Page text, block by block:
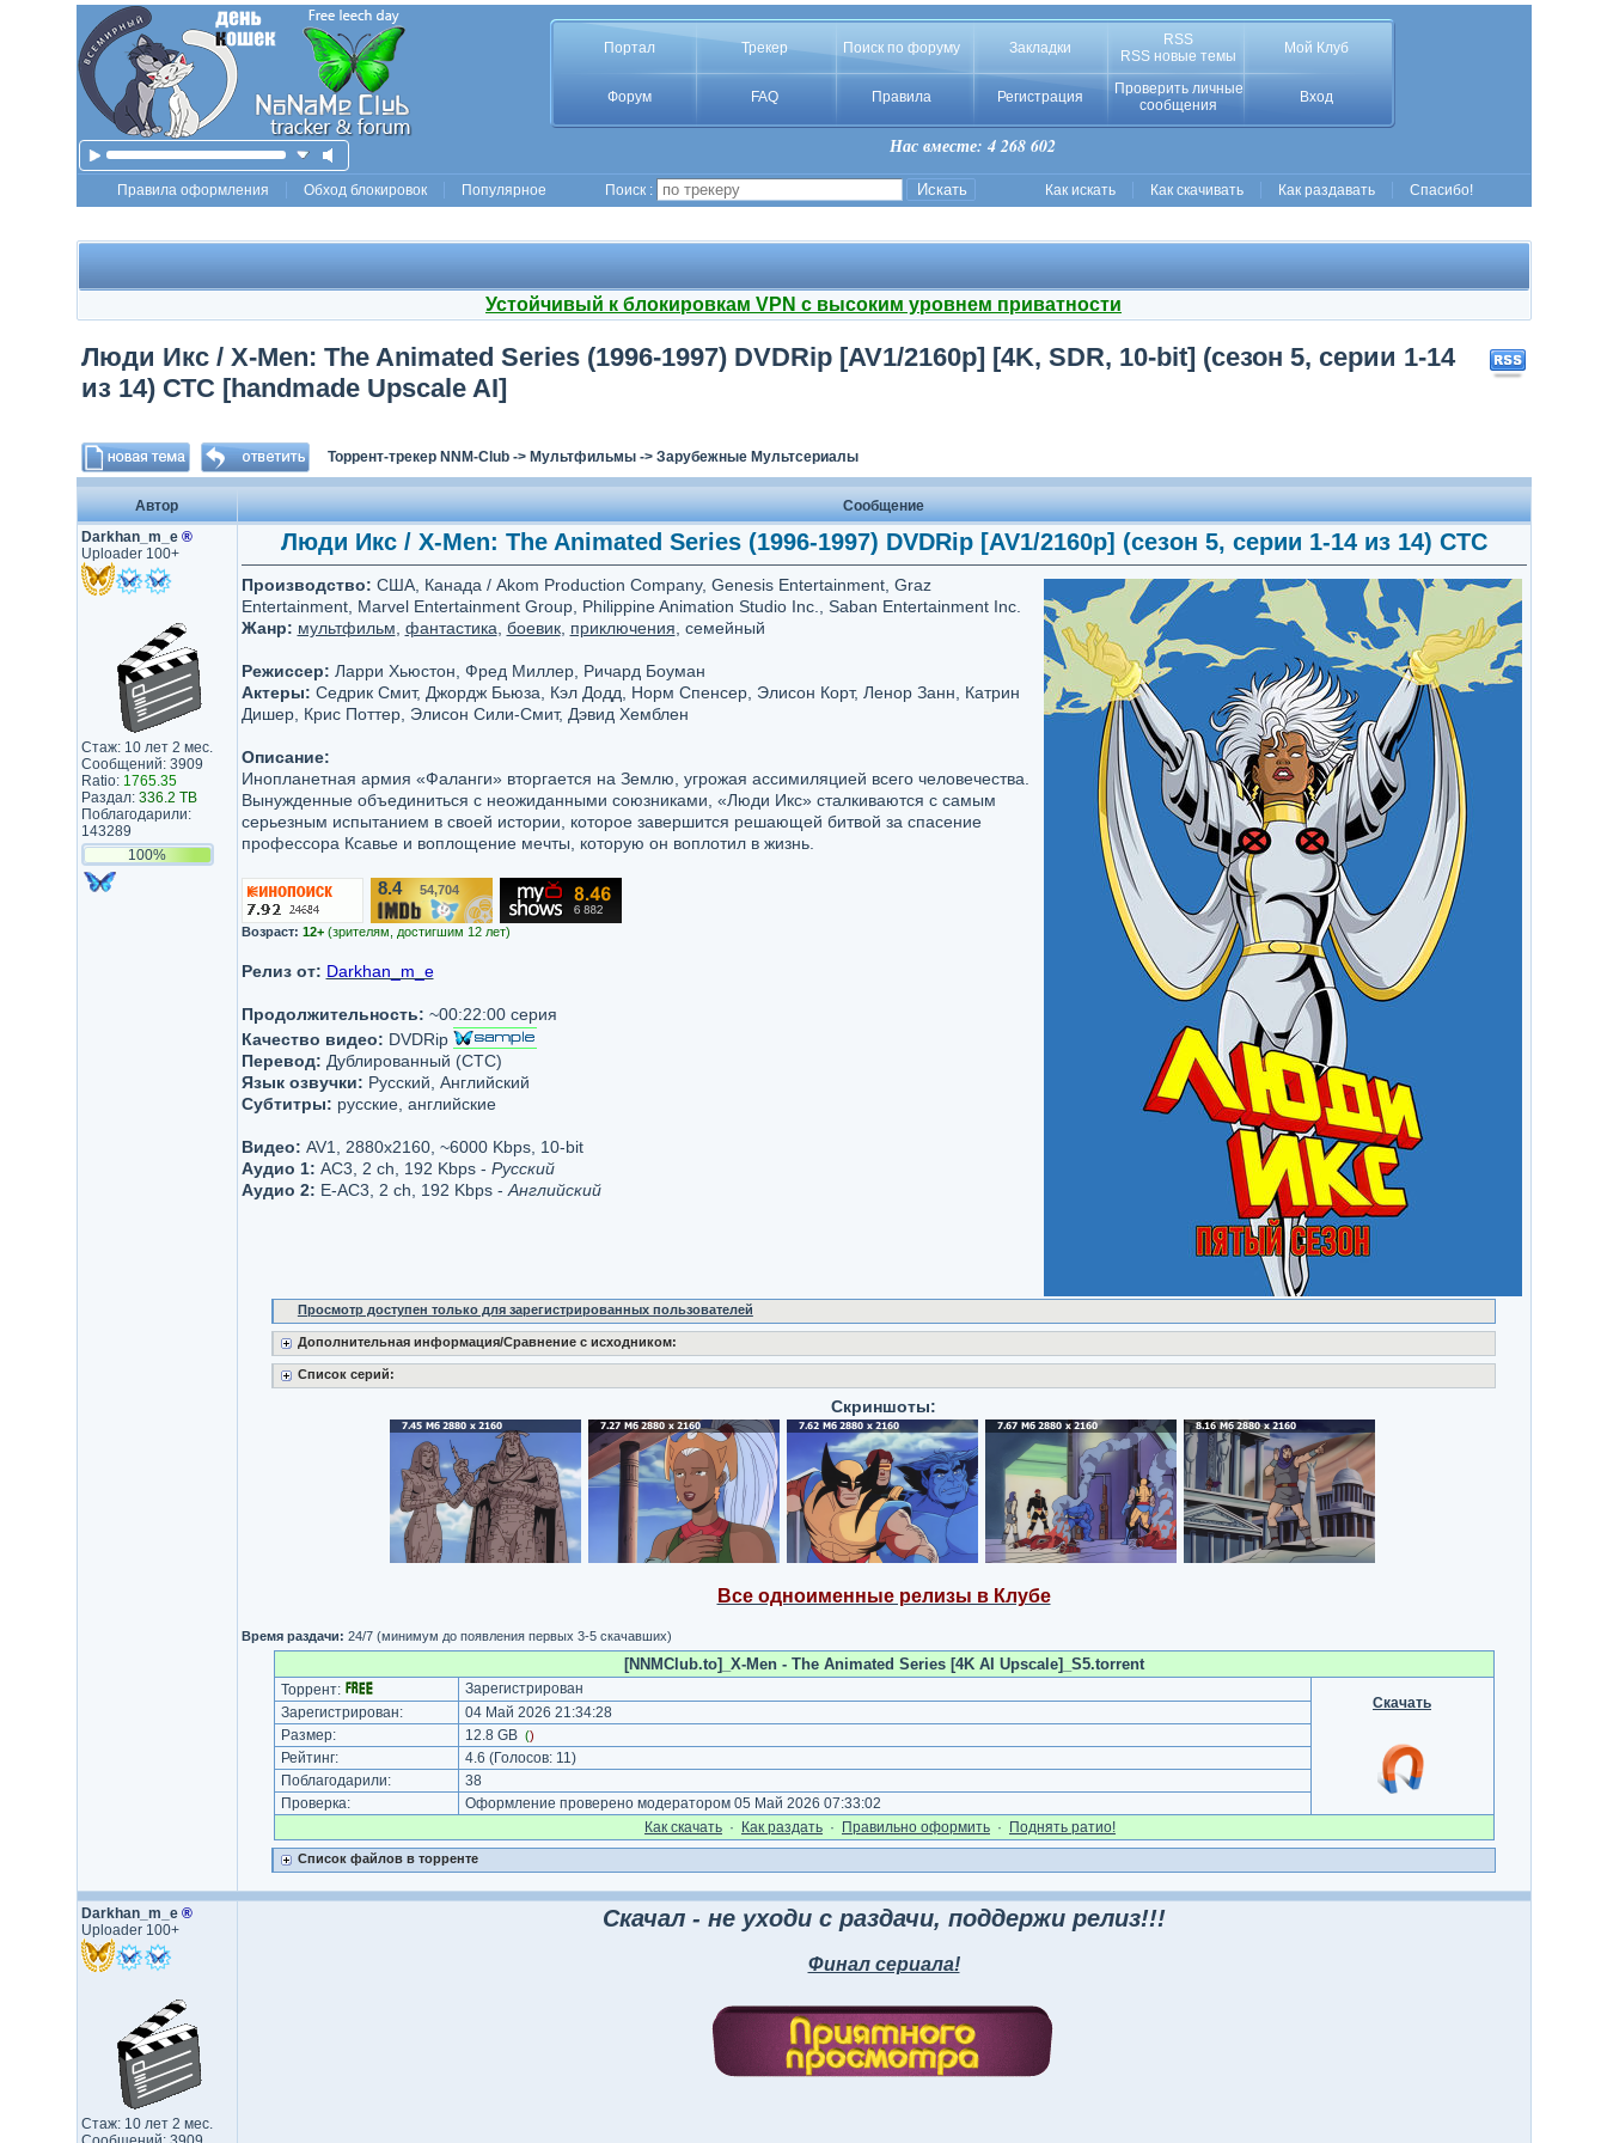
Портал Трекер Поиск по форуму Закладки
RSS
RSS новые темы
Мой Клуб
Форум FAQ Правила Регистрация
Проверить личные
сообщения
Вход
Нас вместе: 4 268 602
Правила оформления Обход блокировок Популярное Поиск : Как искать Как скачивать Как раздавать Спасибо!
Устойчивый к блокировкам VPN с высоким уровнем приватности
Люди Икс / X-Men: The Animated Series (1996-1997) DVDRip [AV1/2160p] [4K, SDR, 10-bit] (сезон 5, серии 1-14
из 14) СТС [handmade Upscale AI]
Торрент-трекер NNM-Club-> Мультфильмы-> Зарубежные Мультсериалы
Автор
Сообщение
Darkhan_m_e ®
Uploader 100+
Стаж: 10 лет 2 мес.
Сообщений: 3909
Ratio: 1765.35
Раздал: 336.2 TB
Поблагодарили:
143289
100%
Люди Икс / X-Men: The Animated Series (1996-1997) DVDRip [AV1/2160p] (сезон 5, серии 1-14 из 14) СТС
Производство: США, Канада / Akom Production Company, Genesis Entertainment, Graz
Entertainment, Marvel Entertainment Group, Philippine Animation Studio Inc., Saban Entertainment Inc.
Жанр: мультфильм фантастика боевик, приключения , семейный
Режиссер: Ларри Хьюстон, Фред Миллер, Ричард Боуман
Актеры: Седрик Смит, Джордж Бьюза, Кэл Додд, Норм Спенсер, Элисон Корт, Ленор Занн, Катрин
Дишер, Крис Поттер, Элисон Сили-Смит, Дэвид Хемблен
Описание:
Инопланетная армия «Фаланги» вторгается на Землю, угрожая ассимиляцией всего человечества.
Вынужденные объединиться с неожиданными союзниками, «Люди Икс» сталкиваются с самым
серьезным испытанием в своей истории, которое завершится решающей битвой за спасение
профессора Ксавье и воплощение мечты, которую он воплотил в жизнь.
8.4/10 54,704
Возраст: 12+(зрителям, достигшим 12 лет)
Релиз от: Darkhan_m_e
Продолжительность: ~00:22:00 серия
Качество видео: DVDRip
Перевод: Дублированный (СТС)
Язык озвучки: Русский, Английский
Субтитры: русские, английские
Видео: AV1, 2880x2160, ~6000 Kbps, 10-bit
Аудио 1: AC3, 2 ch, 192 Kbps - Русский
Аудио 2: E-AC3, 2 ch, 192 Kbps - Английский
Просмотр доступен только для зарегистрированных пользователей
Дополнительная информация/Сравнение с исходником:
Список серий:
Скриншоты:
Все одноименные релизы в Клубе
Время раздачи: 24/7 (минимум до появления первых 3-5 скачавших)
[NNMClub.to]_X-Men - The Animated Series [4K AI Upscale]_S5.torrent
Торрент:
Зарегистрирован
Скачать
Зарегистрирован:
04 Май 2026 21:34:28
Размер:
12.8 GB ()
Рейтинг: 4.6 (Голосов: 11)
Поблагодарили:
38
Проверка:
Оформление проверено модератором 05 Май 2026 07:33:02
Как cкачать · Как раздать · Правильно оформить · Поднять ратио!
Список файлов в торренте
Darkhan_m_e ®
Uploader 100+
Стаж: 10 лет 2 мес.
Скачал - не уходи с раздачи, поддержи релиз!!!
Финал сериала!